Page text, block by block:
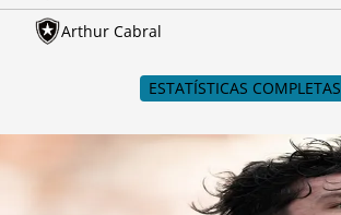
Arthur Cabral
ESTATÍSTICAS COMPLETAS